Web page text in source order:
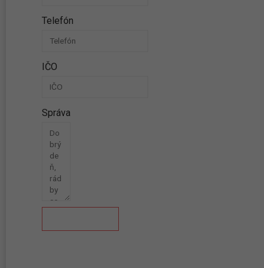
Telefón
IČO
Správa